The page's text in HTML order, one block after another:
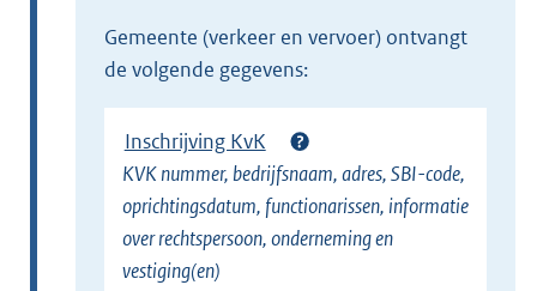
l
e
i
k
)
gemeente (verkeer en vervoer) ontvangt
de volgende gegevens:
Inschrijving KvK
KVK nummer, bedrijfsnaam, adres, SBI-code,
oprichtingsdatum, functionarissen, informatie
over rechtspersoon, onderneming en
vestiging(en)